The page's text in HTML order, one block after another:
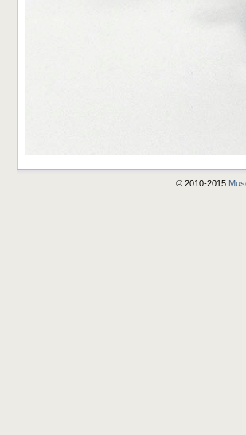
© 2010-2015